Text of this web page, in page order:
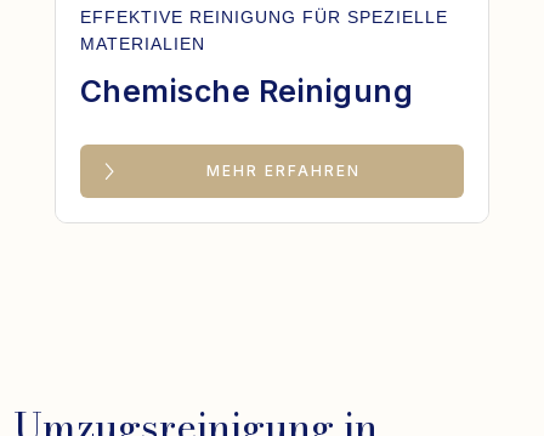
EFFEKTIVE REINIGUNG FÜR SPEZIELLE
MATERIALIEN
Chemische Reinigung
MEHR ERFAHREN